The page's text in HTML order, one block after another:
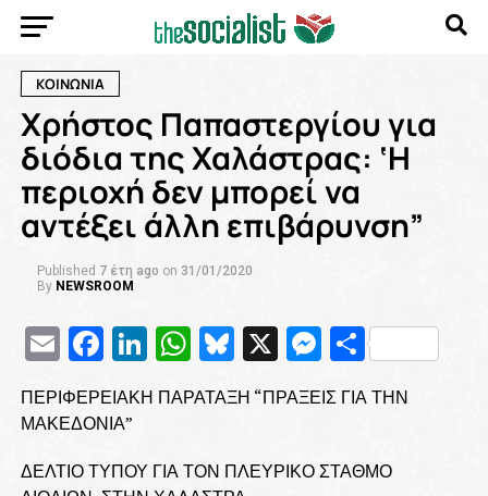
ΚΟΙΝΩΝΙΑ
Χρήστος Παπαστεργίου για
διόδια της Χαλάστρας: ‘Η
περιοχή δεν μπορεί να
αντέξει άλλη επιβάρυνση”
Published 7 έτη ago on 31/01/2020
By NEWSROOM
EmailFacebook
LinkedIn
WhatsApp
Bluesky
X
ΠΕΡΙΦΕΡΕΙΑΚΗ ΠΑΡΑΤΑΞΗ “ΠΡΑΞΕΙΣ ΓΙΑ ΤΗΝ
ΜΑΚΕΔΟΝΙΑ”
ΔΕΛΤΙΟ ΤΥΠΟΥ ΓΙΑ ΤΟΝ ΠΛΕΥΡΙΚΟ ΣΤΑΘΜΟ